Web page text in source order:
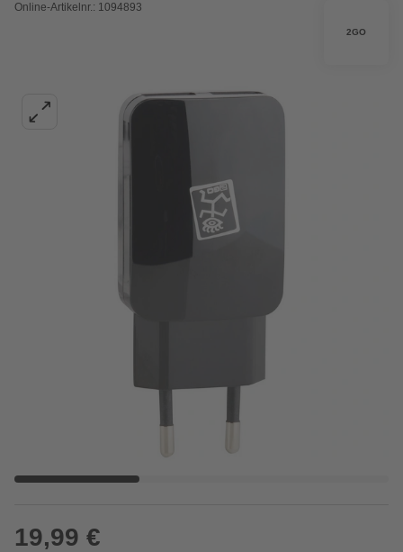
Online-Artikelnr.: 1094893
2GO
19,99 €